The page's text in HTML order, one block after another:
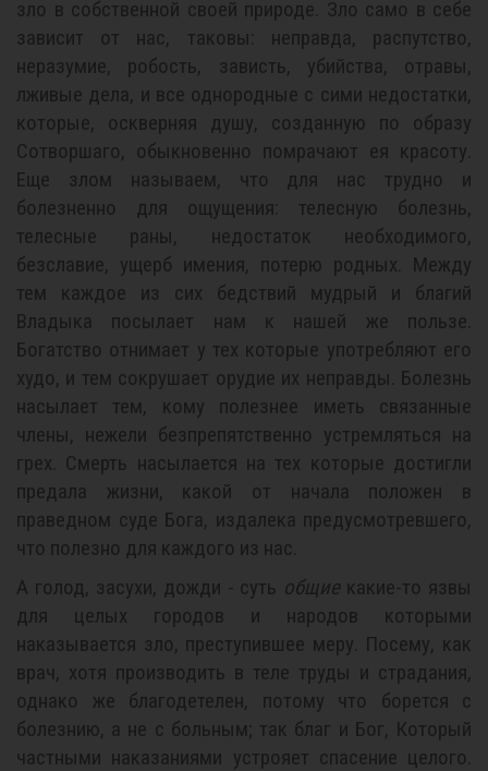
зло в собственной своей природе. Зло само в себе
зависит от нас, таковы: неправда, распутство,
неразумие, робость, зависть, убийства, отравы,
лживые дела, и все однородные с сими недостатки,
которые, оскверняя душу, созданную по образу
Сотворшаго, обыкновенно помрачают ея красоту.
Еще злом называем, что для нас трудно и
болезненно для ощущения: телесную болезнь,
телесные раны, недостаток необходимого,
безславие, ущерб имения, потерю родных. Между
тем каждое из сих бедствий мудрый и благий
Владыка посылает нам к нашей же пользе.
Богатство отнимает у тех которые употребляют его
худо, и тем сокрушает орудие их неправды. Болезнь
насылает тем, кому полезнее иметь связанные
члены, нежели безпрепятственно устремляться на
грех. Смерть насылается на тех которые достигли
предала жизни, какой от начала положен в
праведном суде Бога, издалека предусмотревшего,
что полезно для каждого из нас.
А голод, засухи, дожди - суть общие какие-то язвы
для целых городов и народов которыми
наказывается зло, преступившее меру. Посему, как
врач, хотя производить в теле труды и страдания,
однако же благодетелен, потому что борется с
болезнию, а не с больным; так благ и Бог, Который
частными наказаниями устрояет спасение целого.